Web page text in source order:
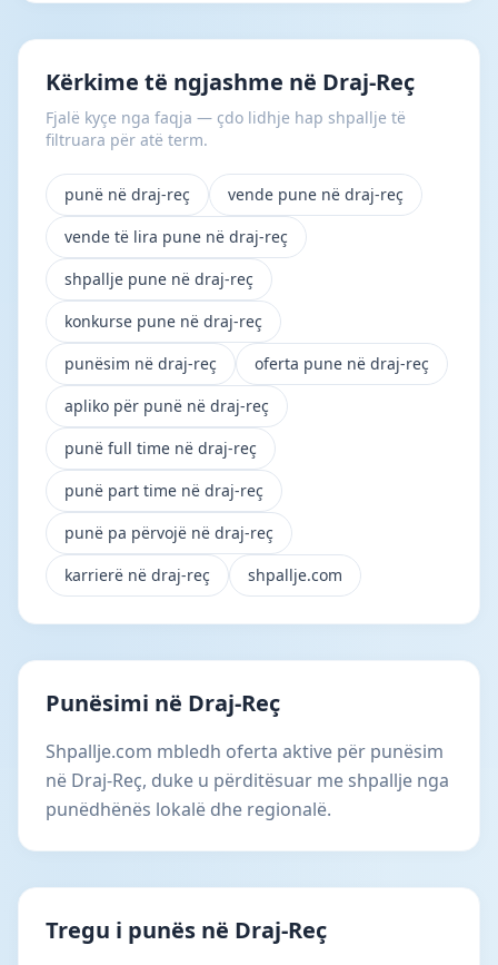
Kërkime të ngjashme në Draj-Reç
Fjalë kyçe nga faqja — çdo lidhje hap shpallje të
filtruara për atë term.
punë në draj-reç
vende pune në draj-reç
vende të lira pune në draj-reç
shpallje pune në draj-reç
konkurse pune në draj-reç
punësim në draj-reç
oferta pune në draj-reç
apliko për punë në draj-reç
punë full time në draj-reç
punë part time në draj-reç
punë pa përvojë në draj-reç
karrierë në draj-reç
shpallje.com
Punësimi në Draj-Reç
Shpallje.com mbledh oferta aktive për punësim
në Draj-Reç, duke u përditësuar me shpallje nga
punëdhënës lokalë dhe regionalë.
Tregu i punës në Draj-Reç